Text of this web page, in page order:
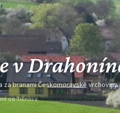
v
za branami Českomoravské vrchoviny
od Tišnova